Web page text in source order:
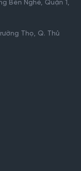
Bến Nghé, Quận 1,
Thọ, Q. Thủ